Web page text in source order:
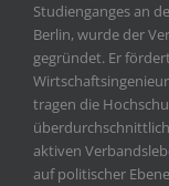
Studienganges an
Berlin, wurde der
gegründet. Er
tragen die
aktiven
auf politischer